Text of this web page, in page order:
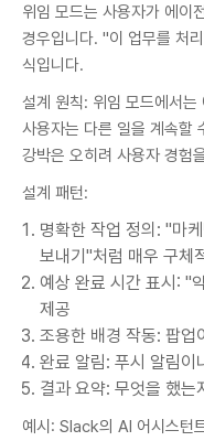
위임 모드는 사용자가 에이
경우입니다. "이 업무를 처
식입니다.
설계 원칙: 위임 모드에서는
사용자는 다른 일을 계속할
강박은 오히려 사용자 경험
설계 패턴:
명확한 작업 정의: "마
보내기"처럼 매우 구체
예상 완료 시간 표시: "
제공
조용한 배경 작동: 팝업
완료 알림: 푸시 알림이
결과 요약: 무엇을 했는
예시: Slack의 AI 어시스턴